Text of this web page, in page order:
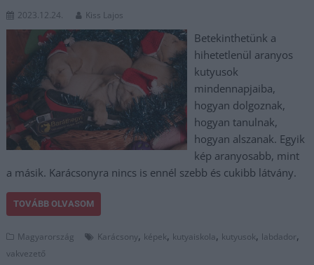
2023.12.24. Kiss Lajos
Betekinthetünk a
hihetetlenül aranyos
kutyusok
mindennapjaiba,
hogyan dolgoznak,
hogyan tanulnak,
hogyan alszanak. Egyik
kép aranyosabb, mint
a másik. Karácsonyra nincs is ennél szebb és cukibb látvány.
TOVÁBB OLVASOM
Magyarország Karácsony, képek, kutyaiskola, kutyusok, labdador,
vakvezető